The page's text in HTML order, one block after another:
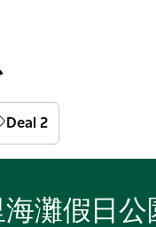
像在公園散步一樣。
Deal 2
灘假日